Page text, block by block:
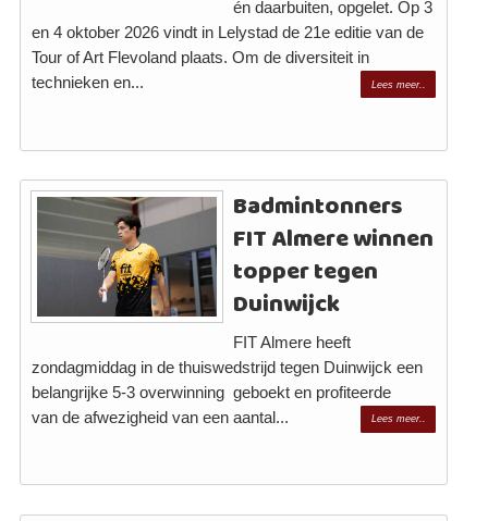
én daarbuiten, opgelet. Op 3
en 4 oktober 2026 vindt in Lelystad de 21e editie van de
Tour of Art Flevoland plaats. Om de diversiteit in
technieken en...
Lees meer..
Badmintonners
FIT Almere winnen
topper tegen
Duinwijck
FIT Almere heeft
zondagmiddag in de thuiswedstrijd tegen Duinwijck een
belangrijke 5-3 overwinning geboekt en profiteerde
van de afwezigheid van een aantal...
Lees meer..